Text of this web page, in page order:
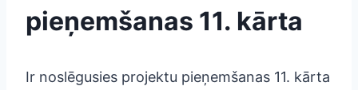
pieņemšanas 11. kārta
Ir noslēgusies projektu pieņemšanas 11. kārta